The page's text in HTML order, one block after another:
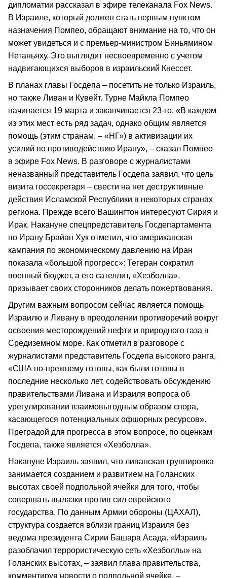
дипломатии рассказал в эфире телеканала Fox News.
В Израиле, который должен стать первым пунктом
назначения Помпео, обращают внимание на то, что он
может увидеться и с премьер-министром Биньямином
Нетаньяху. Это выглядит несвоевременно с учетом
надвигающихся выборов в израильский Кнессет.
В планах главы Госдепа – посетить не только Израиль,
но также Ливан и Кувейт. Турне Майкла Помпео
начинается 19 марта и заканчивается 23-го. «В каждом
из этих мест есть ряд задач, однако общим является
помощь (этим странам. – «НГ») в активизации их
усилий по противодействию Ирану», – сказал Помпео
в эфире Fox News. В разговоре с журналистами
неназванный представитель Госдепа заявил, что цель
визита госсекретаря – свести на нет деструктивные
действия Исламской Республики в некоторых странах
региона. Прежде всего Вашингтон интересуют Сирия и
Ирак. Накануне спецпредставитель Госдепартамента
по Ирану Брайан Хук отметил, что американская
кампания по экономическому давлению на Иран
показала «большой прогресс»: Тегеран сократил
военный бюджет, а его сателлит, «Хезболла»,
призывает своих сторонников делать пожертвования.
Другим важным вопросом сейчас является помощь
Израилю и Ливану в преодолении противоречий вокруг
освоения месторождений нефти и природного газа в
Средиземном море. Как отметил в разговоре с
журналистами представитель Госдепа высокого ранга,
«США по-прежнему готовы, как были готовы в
последние несколько лет, содействовать обсуждению
правительствами Ливана и Израиля вопроса об
урегулировании взаимовыгодным образом спора,
касающегося потенциальных офшорных ресурсов».
Преградой для прогресса в этом вопросе, по оценкам
Госдепа, также является «Хезболла».
Накануне Израиль заявил, что ливанская группировка
занимается созданием и развитием на Голанских
высотах своей подпольной ячейки для того, чтобы
совершать вылазки против сил еврейского
государства. По данным Армии обороны (ЦАХАЛ),
структура создается вблизи границ Израиля без
ведома президента Сирии Башара Асада. «Израиль
разоблачил террористическую сеть «Хезболлы» на
Голанских высотах, – заявил глава правительства,
комментируя новости о подпольной ячейке. –